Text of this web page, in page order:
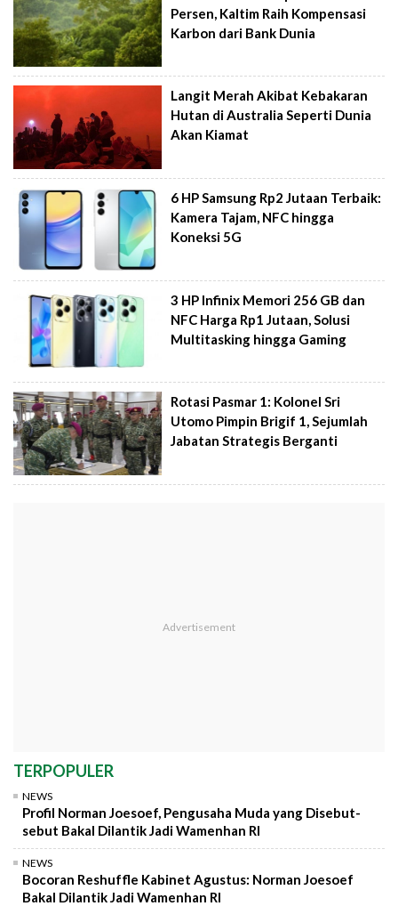
Persen, Kaltim Raih Kompensasi
Karbon dari Bank Dunia
Langit Merah Akibat Kebakaran
Hutan di Australia Seperti Dunia
Akan Kiamat
6 HP Samsung Rp2 Jutaan Terbaik:
Kamera Tajam, NFC hingga
Koneksi 5G
3 HP Infinix Memori 256 GB dan
NFC Harga Rp1 Jutaan, Solusi
Multitasking hingga Gaming
Rotasi Pasmar 1: Kolonel Sri
Utomo Pimpin Brigif 1, Sejumlah
Jabatan Strategis Berganti
TERPOPULER
NEWS
Profil Norman Joesoef, Pengusaha Muda yang Disebut-
sebut Bakal Dilantik Jadi Wamenhan RI
NEWS
Bocoran Reshuffle Kabinet Agustus: Norman Joesoef
Bakal Dilantik Jadi Wamenhan RI